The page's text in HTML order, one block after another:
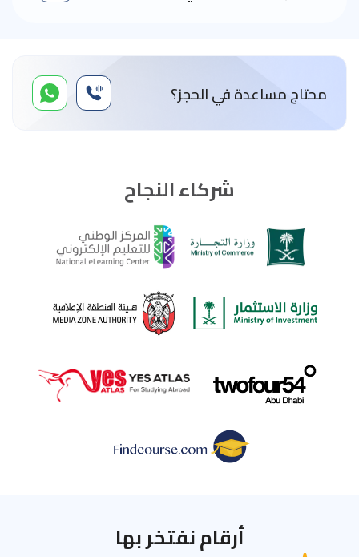
محتاج مساعدة في الحجز؟
شركاء النجاح
أرقام نفتخر بها